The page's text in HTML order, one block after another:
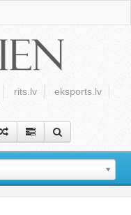
rits.lv
eksports.lv